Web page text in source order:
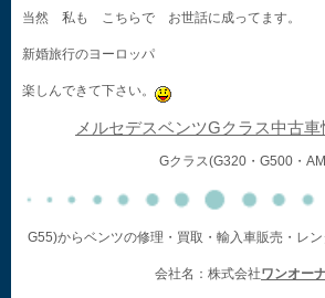
当然 私も こちらで お世話に成ってます。
新婚旅行のヨーロッパ
楽しんできて下さい。
メルセデスベンツGクラス中古車
Gクラス(G320・G500・
G55)からベンツの修理・買取・輸入車販売・レ
会社名：株式会社ワンオー